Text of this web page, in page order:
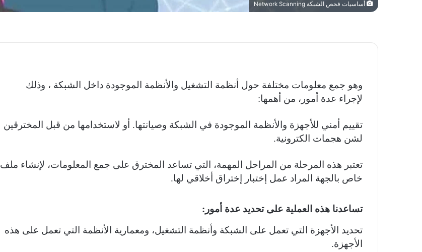
أساسيات فحص الشبكة Network Scanning
وهو جمع معلومات مختلفة حول أنظمة التشغيل والأنظمة الموجودة داخل الشبكة ، وذلك
لإجراء عدة أمور، من أهمها:
تقييم أمني للأجهزة والأنظمة الموجودة في الشبكة وصيانتها. أو لاستخدامها من قبل المخترقين
لشن هجمات الكترونية.
تعتبر هذه المرحلة من المراحل المهمة، التي تساعد المخترق على جمع المعلومات، لإنشاء ملف
خاص بالجهة المراد عمل إختبار إختراق أخلاقي لها.
تساعدنا هذه العملية على تحديد عدة أمور:
تحديد الأجهزة التي تعمل على الشبكة وأنظمة التشغيل، ومعمارية الأنظمة التي تعمل على هذه
الأجهزة.